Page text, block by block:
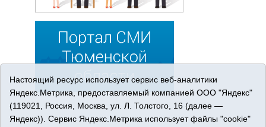
Настоящий ресурс использует сервис веб-аналитики
Яндекс.Метрика, предоставляемый компанией ООО "Яндекс"
(119021, Россия, Москва, ул. Л. Толстого, 16 (далее —
Яндекс)). Сервис Яндекс.Метрика использует файлы "cookie"